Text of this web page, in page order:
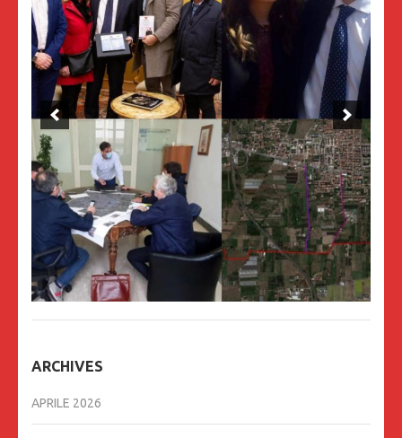
ARCHIVES
APRILE 2026